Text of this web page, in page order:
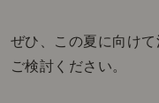
ぜひ、この夏に向けて
ご検討ください。